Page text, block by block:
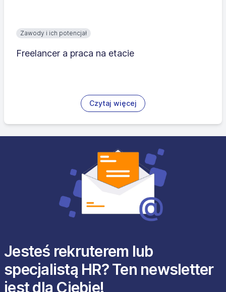
Zawody i ich potencjał
Freelancer a praca na etacie
Czytaj więcej
Jesteś rekruterem lub
specjalistą HR? Ten newsletter
jest dla Ciebie!